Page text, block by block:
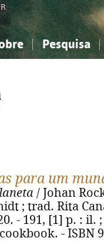
Pesquisa
sociais...
sociais...
para um
/ Johan
; trad. Rita
- 191, [1] p. :
- ISBN